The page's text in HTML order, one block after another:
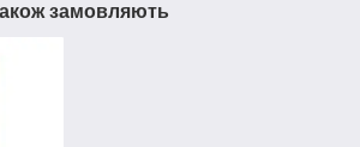
замовляють